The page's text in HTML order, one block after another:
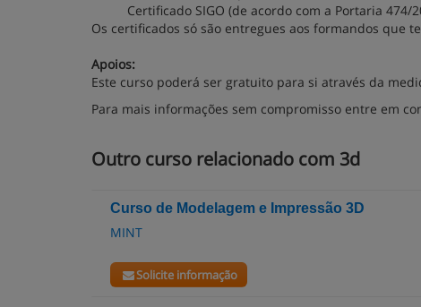
Certificado SIGO (de acordo com a Portaria 474/
Os certificados só são entregues aos formandos que
Apoios:
Este curso poderá ser gratuito para si através da
Para mais informações sem compromisso entre em
Outro curso relacionado com 3d
Curso de Modelagem e Impressão 3D
MINT
Solicite informação